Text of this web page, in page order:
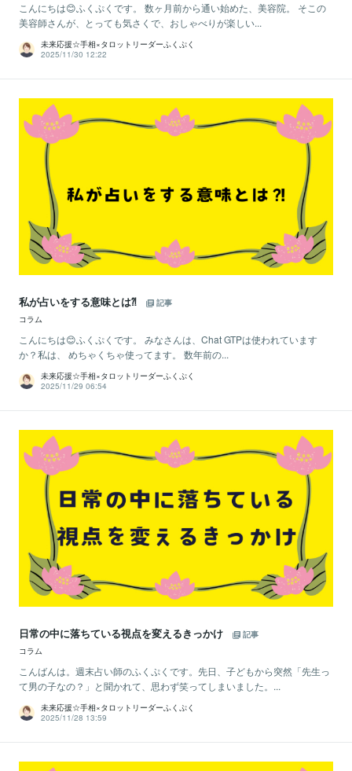
こんにちは😊ふくぷくです。 数ヶ月前から通い始めた、美容院。 そこの
美容師さんが、とっても気さくで、おしゃべりが楽しい...
未来応援☆手相×タロットリーダーふくぷく
2025/11/30 12:22
私が占いをする意味とは⁈
記事
コラム
こんにちは😊ふくぷくです。 みなさんは、Chat GTPは使われています
か？私は、 めちゃくちゃ使ってます。 数年前の...
未来応援☆手相×タロットリーダーふくぷく
2025/11/29 06:54
日常の中に落ちている視点を変えるきっかけ
記事
コラム
こんばんは。週末占い師のふくぷくです。先日、子どもから突然「先生っ
て男の子なの？」と聞かれて、思わず笑ってしまいました。...
未来応援☆手相×タロットリーダーふくぷく
2025/11/28 13:59